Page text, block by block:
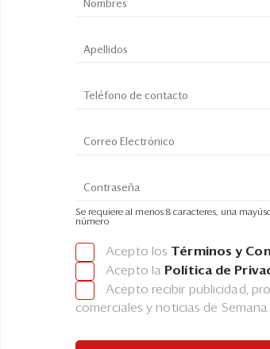
Se requiere al menos 8 caracteres, una
número
Acepto los Términos y
Acepto la Política de
Acepto recibir publicidad,
comerciales y noticias de